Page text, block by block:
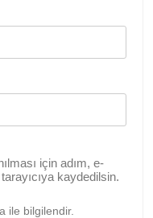
için adım, e-
kaydedilsin.
ile bilgilendir.